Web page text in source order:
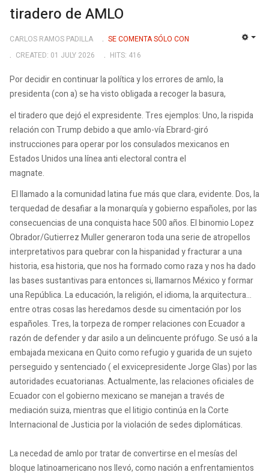
tiradero de AMLO
CARLOS RAMOS PADILLA
SE COMENTA SÓLO CON
CREATED: 01 JULY 2026
HITS: 416
Por decidir en continuar la política y los errores de amlo, la
presidenta (con a) se ha visto obligada a recoger la basura,
el tiradero que dejó el expresidente. Tres ejemplos: Uno, la rispida
relación con Trump debido a que amlo-vía Ebrard-giró
instrucciones para operar por los consulados mexicanos en
Estados Unidos una línea anti electoral contra el
magnate.
El llamado a la comunidad latina fue más que clara, evidente. Dos, la
terquedad de desafiar a la monarquía y gobierno españoles, por las
consecuencias de una conquista hace 500 años. El binomio Lopez
Obrador/Gutierrez Muller generaron toda una serie de atropellos
interpretativos para quebrar con la hispanidad y fracturar a una
historia, esa historia, que nos ha formado como raza y nos ha dado
las bases sustantivas para entonces si, llamarnos México y formar
una República. La educación, la religión, el idioma, la arquitectura…
entre otras cosas las heredamos desde su cimentación por los
españoles. Tres, la torpeza de romper relaciones con Ecuador a
razón de defender y dar asilo a un delincuente prófugo. Se usó a la
embajada mexicana en Quito como refugio y guarida de un sujeto
perseguido y sentenciado ( el exvicepresidente Jorge Glas) por las
autoridades ecuatorianas. Actualmente, las relaciones oficiales de
Ecuador con el gobierno mexicano se manejan a través de
mediación suiza, mientras que el litigio continúa en la Corte
Internacional de Justicia por la violación de sedes diplomáticas.
La necedad de amlo por tratar de convertirse en el mesías del
bloque latinoamericano nos llevó, como nación a enfrentamientos